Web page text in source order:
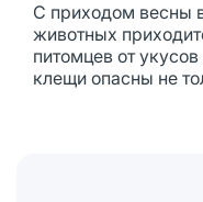
С приходом весны
животных
питомцев от
клещи опасны не